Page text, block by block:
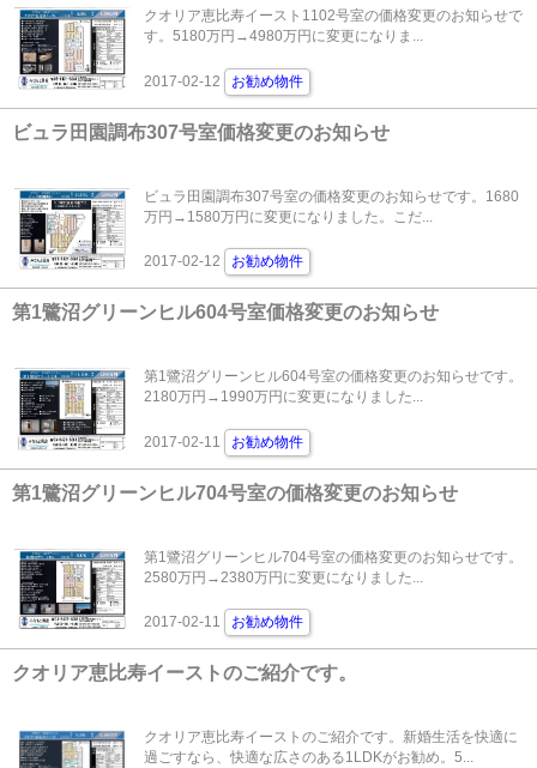
クオリア恵比寿イースト1102号室の価格変更のお知らせで
す。5180万円→4980万円に変更になりま...
2017-02-12 お勧め物件
ビュラ田園調布307号室価格変更のお知らせ
ビュラ田園調布307号室の価格変更のお知らせです。1680
万円→1580万円に変更になりました。こだ...
2017-02-12 お勧め物件
第1鷺沼グリーンヒル604号室価格変更のお知らせ
第1鷺沼グリーンヒル604号室の価格変更のお知らせです。
2180万円→1990万円に変更になりました...
2017-02-11 お勧め物件
第1鷺沼グリーンヒル704号室の価格変更のお知らせ
第1鷺沼グリーンヒル704号室の価格変更のお知らせです。
2580万円→2380万円に変更になりました...
2017-02-11 お勧め物件
クオリア恵比寿イーストのご紹介です。
クオリア恵比寿イーストのご紹介です。新婚生活を快適に
過ごすなら、快適な広さのある1LDKがお勧め。5...